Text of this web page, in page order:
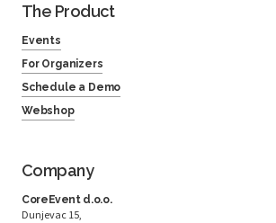
The Product
Events
For Organizers
Schedule a Demo
Webshop
Company
CoreEvent d.o.o.
Dunjevac 15,